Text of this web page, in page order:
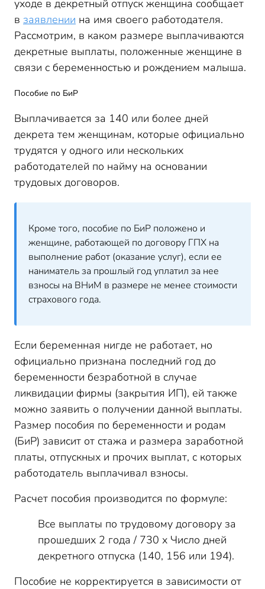
уходе в декретный отпуск женщина сообщает
в заявлении на имя своего работодателя.
Рассмотрим, в каком размере выплачиваются
декретные выплаты, положенные женщине в
связи с беременностью и рождением малыша.
Пособие по БиР
Выплачивается за 140 или более дней
декрета тем женщинам, которые официально
трудятся у одного или нескольких
работодателей по найму на основании
трудовых договоров.
Кроме того, пособие по БиР положено и
женщине, работающей по договору ГПХ на
выполнение работ (оказание услуг), если ее
наниматель за прошлый год уплатил за нее
взносы на ВНиМ в размере не менее стоимости
страхового года.
Если беременная нигде не работает, но
официально признана последний год до
беременности безработной в случае
ликвидации фирмы (закрытия ИП), ей также
можно заявить о получении данной выплаты.
Размер пособия по беременности и родам
(БиР) зависит от стажа и размера заработной
платы, отпускных и прочих выплат, с которых
работодатель выплачивал взносы.
Расчет пособия производится по формуле:
Все выплаты по трудовому договору за
прошедших 2 года / 730 х Число дней
декретного отпуска (140, 156 или 194).
Пособие не корректируется в зависимости от